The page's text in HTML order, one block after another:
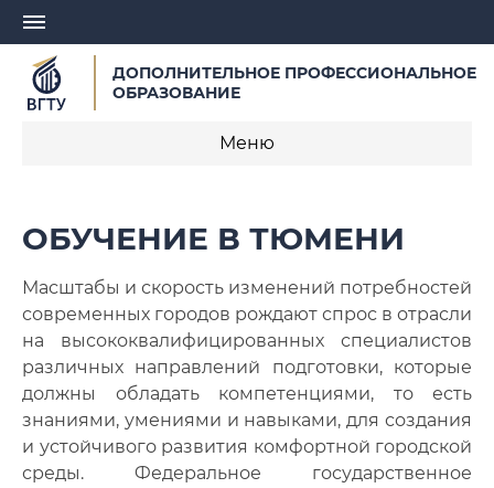
ДОПОЛНИТЕЛЬНОЕ ПРОФЕССИОНАЛЬНОЕ
ОБРАЗОВАНИЕ
Меню
Образцы выдаваемых документов
Не нашли курс?
Лицензия
FAQ
ОБУЧЕНИЕ В ТЮМЕНИ
Масштабы и скорость изменений потребностей
современных городов рождают спрос в отрасли
на высококвалифицированных специалистов
различных направлений подготовки, которые
должны обладать компетенциями, то есть
знаниями, умениями и навыками, для создания
и устойчивого развития комфортной городской
среды. Федеральное государственное